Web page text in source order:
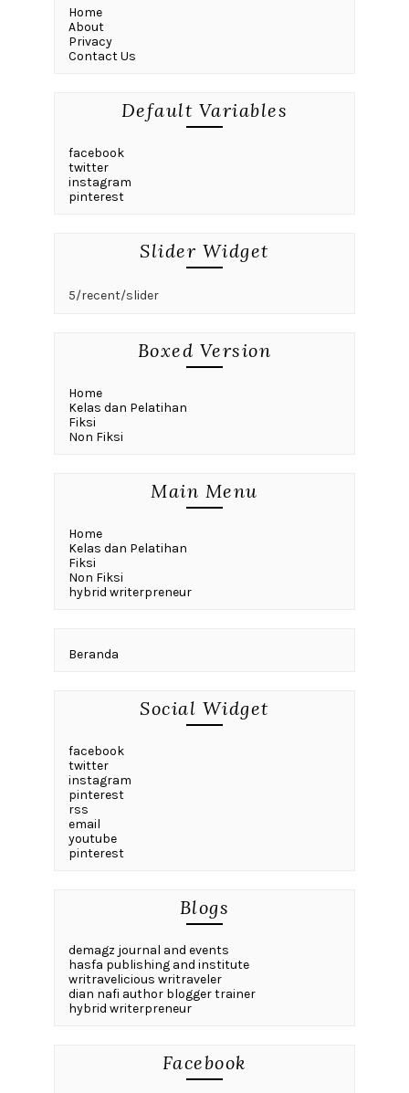
Home
About
Privacy
Contact Us
Default Variables
facebook
twitter
instagram
pinterest
Slider Widget
5/recent/slider
Boxed Version
Home
Kelas dan Pelatihan
Fiksi
Non Fiksi
Main Menu
Home
Kelas dan Pelatihan
Fiksi
Non Fiksi
hybrid writerpreneur
Beranda
Social Widget
facebook
twitter
instagram
pinterest
rss
email
youtube
pinterest
Blogs
demagz journal and events
hasfa publishing and institute
writravelicious writraveler
dian nafi author blogger trainer
hybrid writerpreneur
Facebook